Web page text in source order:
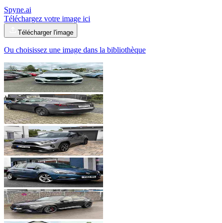
Spyne.ai
Téléchargez votre image ici
Télécharger l'image
Ou choisissez une image dans la bibliothèque